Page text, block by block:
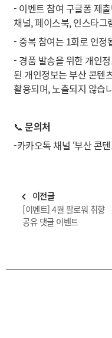
- 이벤트 참여 구글폼 제
채널, 페이스북, 인스타
- 중복 참여는 1회로 인정
- 경품 발송을 위한 개인
된 개인정보는 부산 콘텐
활용되며, 노출되지 않습
📞 문의처
-카카오톡 채널 ‘부산 콘
navigate_before 이전글
[이벤트] 4월 팔로워 취향
공유 댓글 이벤트